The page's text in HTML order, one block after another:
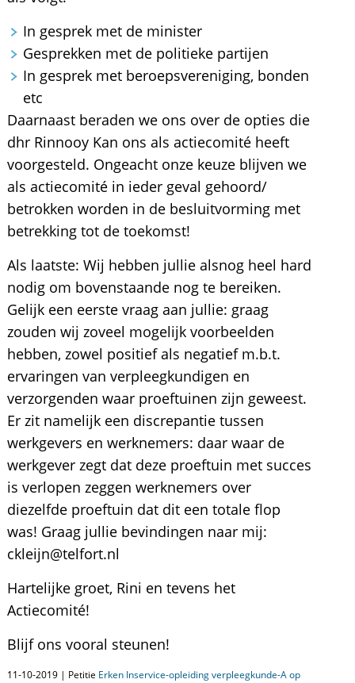
In gesprek met de minister
Gesprekken met de politieke partijen
In gesprek met beroepsvereniging, bonden
etc
Daarnaast beraden we ons over de opties die
dhr Rinnooy Kan ons als actiecomité heeft
voorgesteld. Ongeacht onze keuze blijven we
als actiecomité in ieder geval gehoord/
betrokken worden in de besluitvorming met
betrekking tot de toekomst!
Als laatste: Wij hebben jullie alsnog heel hard
nodig om bovenstaande nog te bereiken.
Gelijk een eerste vraag aan jullie: graag
zouden wij zoveel mogelijk voorbeelden
hebben, zowel positief als negatief m.b.t.
ervaringen van verpleegkundigen en
verzorgenden waar proeftuinen zijn geweest.
Er zit namelijk een discrepantie tussen
werkgevers en werknemers: daar waar de
werkgever zegt dat deze proeftuin met succes
is verlopen zeggen werknemers over
diezelfde proeftuin dat dit een totale flop
was! Graag jullie bevindingen naar mij:
ckleijn@telfort.nl
Hartelijke groet, Rini en tevens het
Actiecomité!
Blijf ons vooral steunen!
11-10-2019 | Petitie Erken Inservice-opleiding verpleegkunde-A op